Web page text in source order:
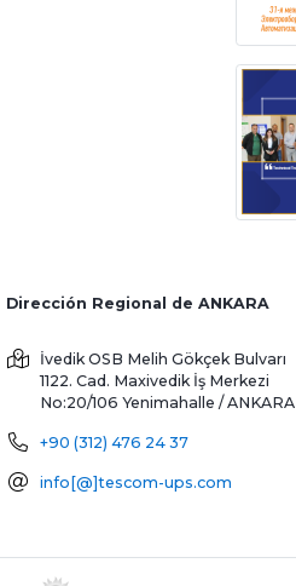
Dirección Regional de ANKARA
İvedik OSB Melih Gökçek Bulvarı
1122. Cad. Maxivedik İş Merkezi
No:20/106 Yenimahalle / ANKARA
+90 (312) 476 24 37
info[@]tescom-ups.com